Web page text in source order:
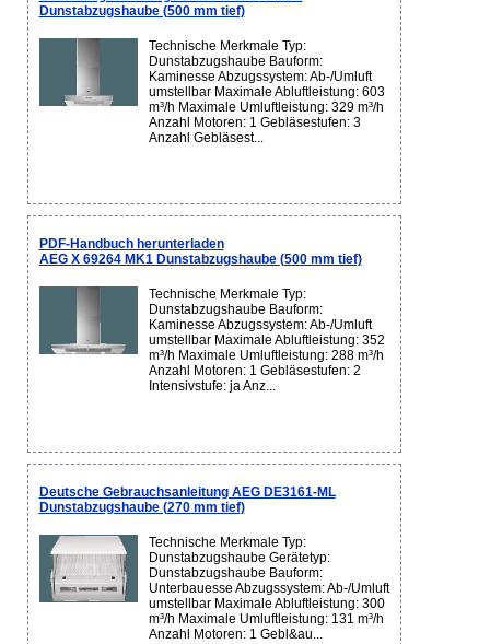
Dunstabzugshaube (500 mm tief)
Technische Merkmale Typ:
Dunstabzugshaube Bauform:
Kaminesse Abzugssystem: Ab-/Umluft
umstellbar Maximale Abluftleistung: 603
m³/h Maximale Umluftleistung: 329 m³/h
Anzahl Motoren: 1 Gebläsestufen: 3
Anzahl Gebläsest...
PDF-Handbuch herunterladen
AEG X 69264 MK1 Dunstabzugshaube (500 mm tief)
Technische Merkmale Typ:
Dunstabzugshaube Bauform:
Kaminesse Abzugssystem: Ab-/Umluft
umstellbar Maximale Abluftleistung: 352
m³/h Maximale Umluftleistung: 288 m³/h
Anzahl Motoren: 1 Gebläsestufen: 2
Intensivstufe: ja Anz...
Deutsche Gebrauchsanleitung AEG DE3161-ML
Dunstabzugshaube (270 mm tief)
Technische Merkmale Typ:
Dunstabzugshaube Gerätetyp:
Dunstabzugshaube Bauform:
Unterbauesse Abzugssystem: Ab-/Umluft
umstellbar Maximale Abluftleistung: 300
m³/h Maximale Umluftleistung: 131 m³/h
Anzahl Motoren: 1 Gebl&au...